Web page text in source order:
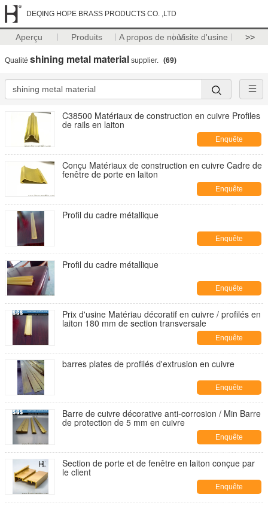
DEQING HOPE BRASS PRODUCTS CO. ,LTD
Aperçu Produits A propos de nousVisite d'usine >>
Qualité shining metal material supplier. (69)
C38500 Matériaux de construction en cuivre Profiles
de rails en laiton
Enquête
maintenant
Conçu Matériaux de construction en cuivre Cadre de
fenêtre de porte en laiton
Enquête
maintenant
Profil du cadre métallique
Enquête
maintenant
Profil du cadre métallique
Enquête
maintenant
Prix d'usine Matériau décoratif en cuivre / profilés en
laiton 180 mm de section transversale
Enquête
maintenant
barres plates de profilés d'extrusion en cuivre
Enquête
maintenant
Barre de cuivre décorative anti-corrosion / Min Barre
de protection de 5 mm en cuivre
Enquête
maintenant
Section de porte et de fenêtre en laiton conçue par
le client
Enquête
maintenant